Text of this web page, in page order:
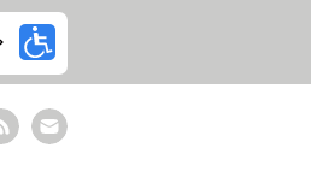
E-
mail
подписка